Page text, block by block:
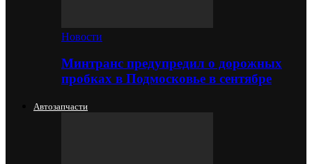
Новости
Минтранс предупредил о дорожных
пробках в Подмосковье в сентябре
Автозапчасти